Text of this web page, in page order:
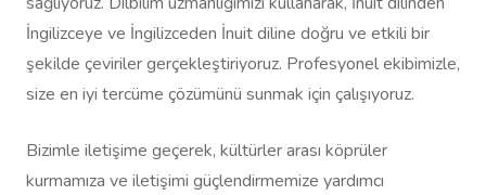
İngilizceye ve İngilizceden İnuit diline doğru ve etkili bir
şekilde çeviriler gerçekleştiriyoruz. Profesyonel ekibimizle,
size en iyi tercüme çözümünü sunmak için çalışıyoruz.
Bizimle iletişime geçerek, kültürler arası köprüler
kurmamıza ve iletişimi güçlendirmemize yardımcı